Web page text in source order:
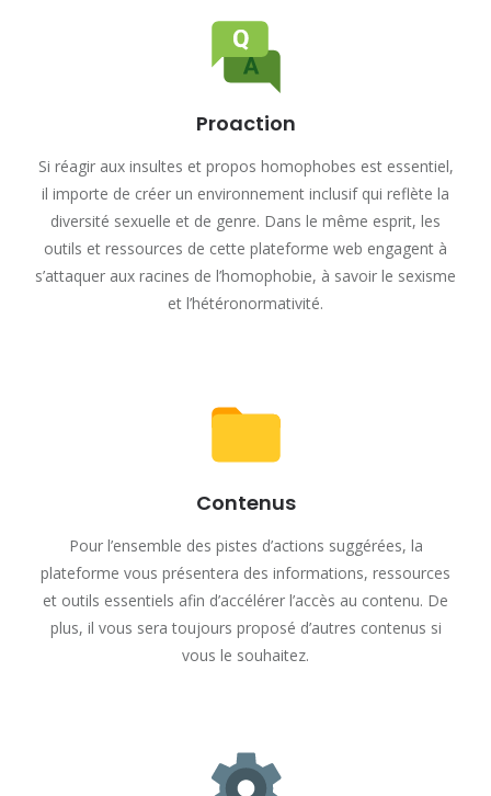
Proaction
Si réagir aux insultes et propos homophobes est essentiel,
il importe de créer un environnement inclusif qui reflète la
diversité sexuelle et de genre. Dans le même esprit, les
outils et ressources de cette plateforme web engagent à
s’attaquer aux racines de l’homophobie, à savoir le sexisme
et l’hétéronormativité.
Contenus
Pour l’ensemble des pistes d’actions suggérées, la
plateforme vous présentera des informations, ressources
et outils essentiels afin d’accélérer l’accès au contenu. De
plus, il vous sera toujours proposé d’autres contenus si
vous le souhaitez.